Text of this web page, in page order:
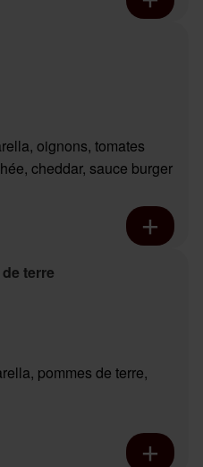
oignons, tomates
cheddar, sauce burger
terre
pommes de terre,